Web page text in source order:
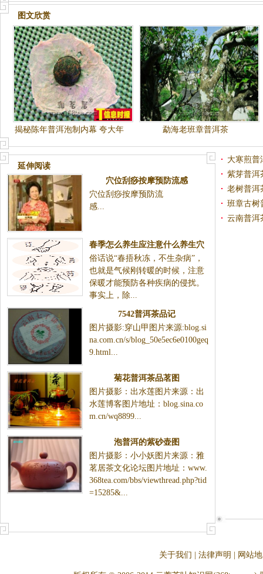
图文欣赏
揭秘陈年普洱泡制内幕 夸大年
份新茶变"古董"(图)
勐海老班章普洱茶
延伸阅读
穴位刮痧按摩预防流感
穴位刮痧按摩预防流
感...
春季怎么养生应注意什么养生穴
位图
俗话说“春捂秋冻，不生杂病”，
也就是气候刚转暖的时候，注意
保暖才能预防各种疾病的侵扰。
事实上，除...
7542普洱茶品记
图片摄影:穿山甲图片来源:blog.si
na.com.cn/s/blog_50e5ec6e0100geq
9.html...
菊花普洱茶品茗图
图片摄影：出水莲图片来源：出
水莲博客图片地址：blog.sina.co
m.cn/wq8899...
泡普洱的紫砂壶图
图片摄影：小小妖图片来源：雅
茗居茶文化论坛图片地址：www.
368tea.com/bbs/viewthread.php?tid
=15285&...
大寒煎普
紫芽普洱
老树普洱
班章古树
云南普洱
关于我们 法律声明 网站